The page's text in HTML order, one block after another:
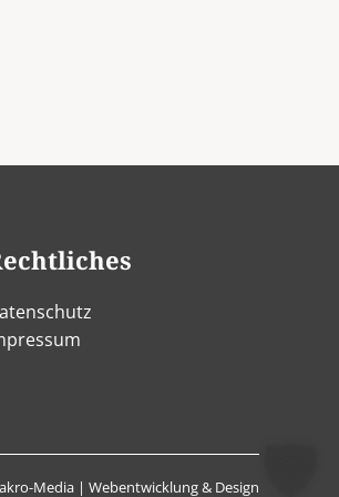
Media | Webentwicklung & Design